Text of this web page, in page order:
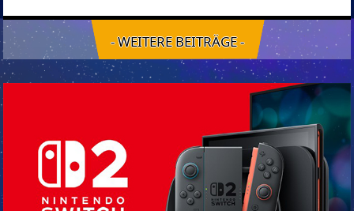
- WEITERE BEITRÄGE -